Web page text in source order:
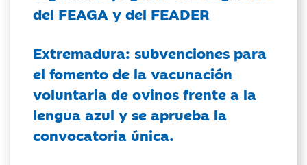
del FEAGA y del FEADER
Extremadura: subvenciones para
el fomento de la vacunación
voluntaria de ovinos frente a la
lengua azul y se aprueba la
convocatoria única.